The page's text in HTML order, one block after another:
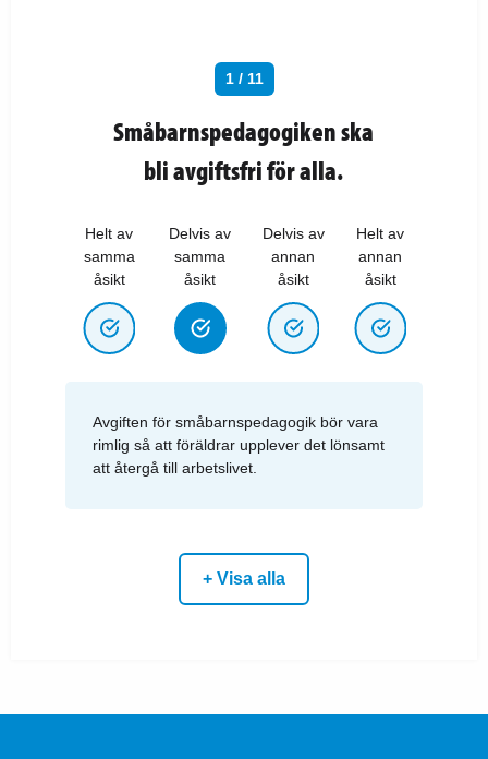
1 / 11
Småbarnspedagogiken ska
bli avgiftsfri för alla.
Helt av
samma
åsikt
Delvis av
samma
åsikt
Delvis av
annan
åsikt
Helt av
annan
åsikt
Avgiften för småbarnspedagogik bör vara
rimlig så att föräldrar upplever det lönsamt
att återgå till arbetslivet.
+ Visa alla